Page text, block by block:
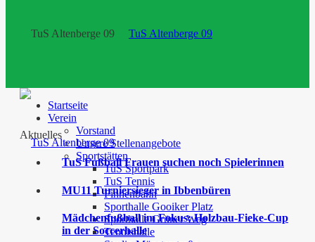
Startseite
Verein
Vorstand
Unsere Stellenangebote
Sportstätten
TuS Sportpark
TuS Tennis
Finnenbahn
Sporthalle Gooiker Platz
Sporthalle Grüner Weg
Tennishalle
Aktuelles
TuS Fußball Frauen suchen noch Spielerinnen
MU11 Turniersieger in Ibbenbüren
Mädchenfußball im Fokus: Holzbau-Fieke-Cup
in der Soccerhalle